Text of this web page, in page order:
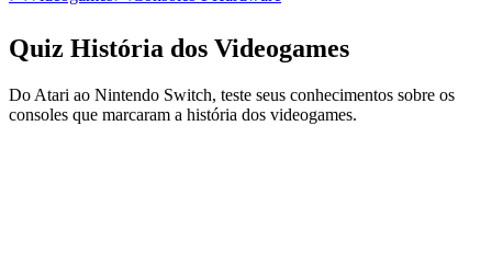
Quiz História dos Videogames
Do Atari ao Nintendo Switch, teste seus conhecimentos sobre os
consoles que marcaram a história dos videogames.